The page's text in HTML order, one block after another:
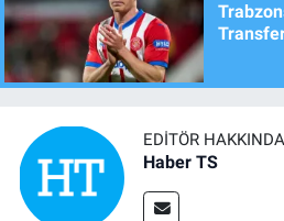
EDITÖR HAKKINDA
Haber TS